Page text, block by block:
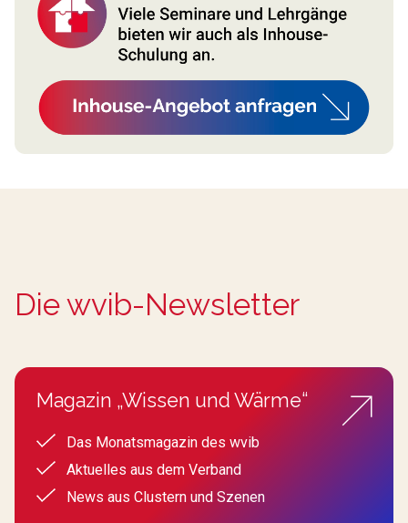
Die wvib-Newsletter
Magazin „Wissen und Wärme“
Das Monatsmagazin des wvib
Aktuelles aus dem Verband
News aus Clustern und Szenen